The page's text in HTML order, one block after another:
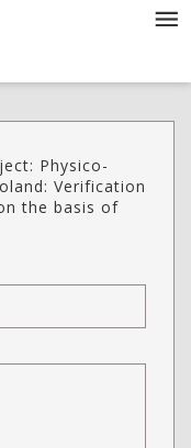
Physico-
Verification
the basis of